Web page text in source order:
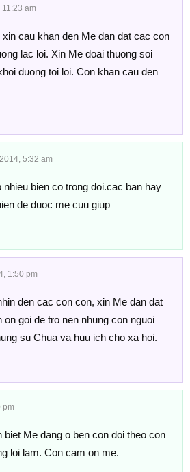
am
cau khan den Me dan dat cac con
lac loi. Xin Me doai thuong soi
duong toi loi. Con khan cau den
5:32 am
bien co trong doi.cac ban hay
de duoc me cuu giup
1:50 pm
den cac con con, xin Me dan dat
goi de tro nen nhung con nguoi
su Chua va huu ich cho xa hoi.
pm
Me dang o ben con doi theo con
loi lam. Con cam on me.